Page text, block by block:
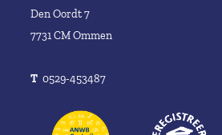
Den Oordt 7
7731 CM Ommen
T 0529-453487